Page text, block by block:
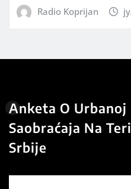
Radio Koprijan
Anketa O Urbanoj
Saobraćaja Na
Srbije